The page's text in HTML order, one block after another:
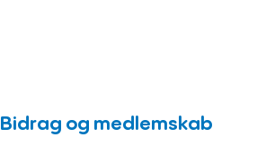
Bidrag og medlemskab